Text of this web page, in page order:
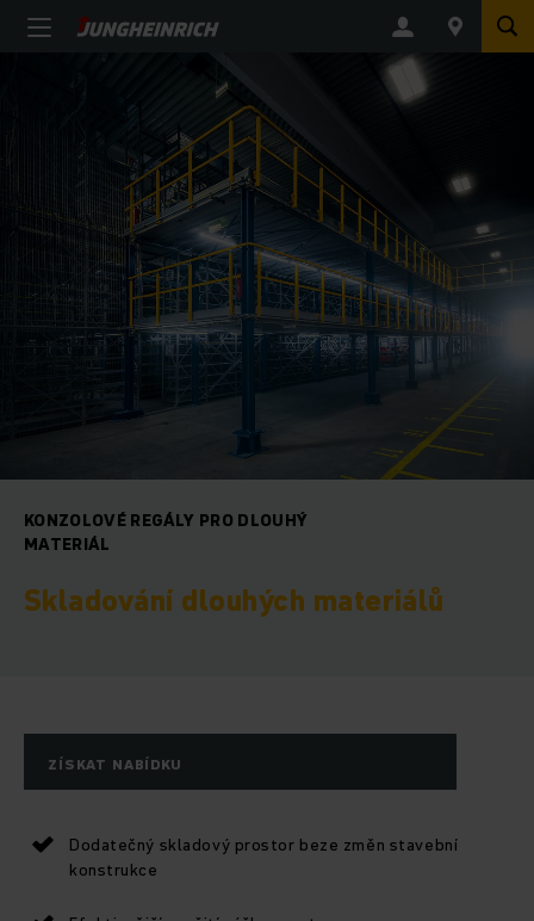
KONZOLOVÉ REGÁLY PRO DLOUHÝ
MATERIÁL
Skladování dlouhých materiálů
ZÍSKAT NABÍDKU
Dodatečný skladový prostor beze změn stavební
konstrukce